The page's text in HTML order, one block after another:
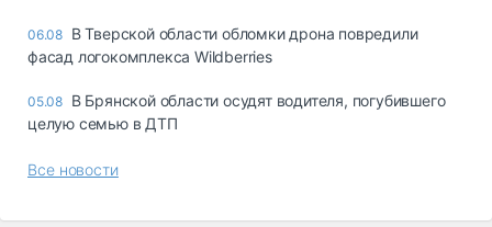
06.08 В Тверской области обломки дрона повредили
фасад логокомплекса Wildberries
05.08 В Брянской области осудят водителя, погубившего
целую семью в ДТП
Все новости